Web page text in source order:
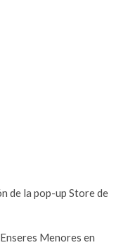
de la pop-up Store de
Menores en